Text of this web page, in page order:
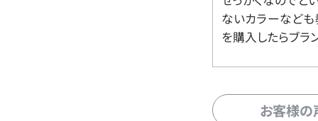
ないカラーなども
を購入したらブラ
お客様